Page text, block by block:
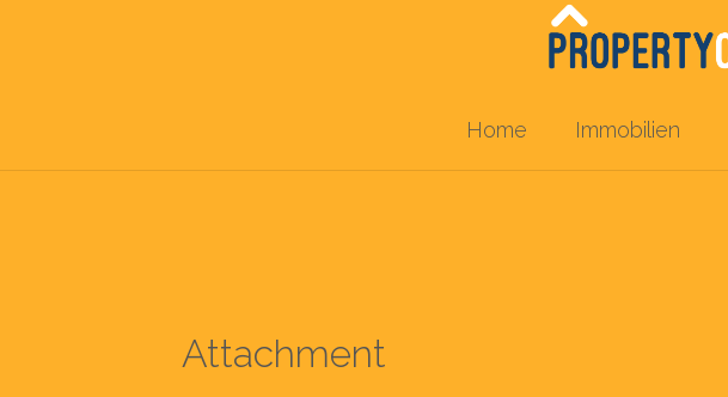
Home Immobilien
Attachment